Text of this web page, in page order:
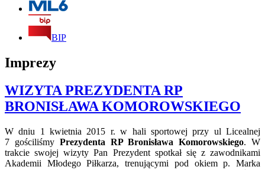
BIP
Imprezy
WIZYTA PREZYDENTA RP
BRONISŁAWA KOMOROWSKIEGO
W dniu 1 kwietnia 2015 r. w hali sportowej przy ul Licealnej
7 gościliśmy Prezydenta RP Bronisława Komorowskiego. W
trakcie swojej wizyty Pan Prezydent spotkał się z zawodnikami
Akademii Młodego Piłkarza, trenującymi pod okiem p. Marka